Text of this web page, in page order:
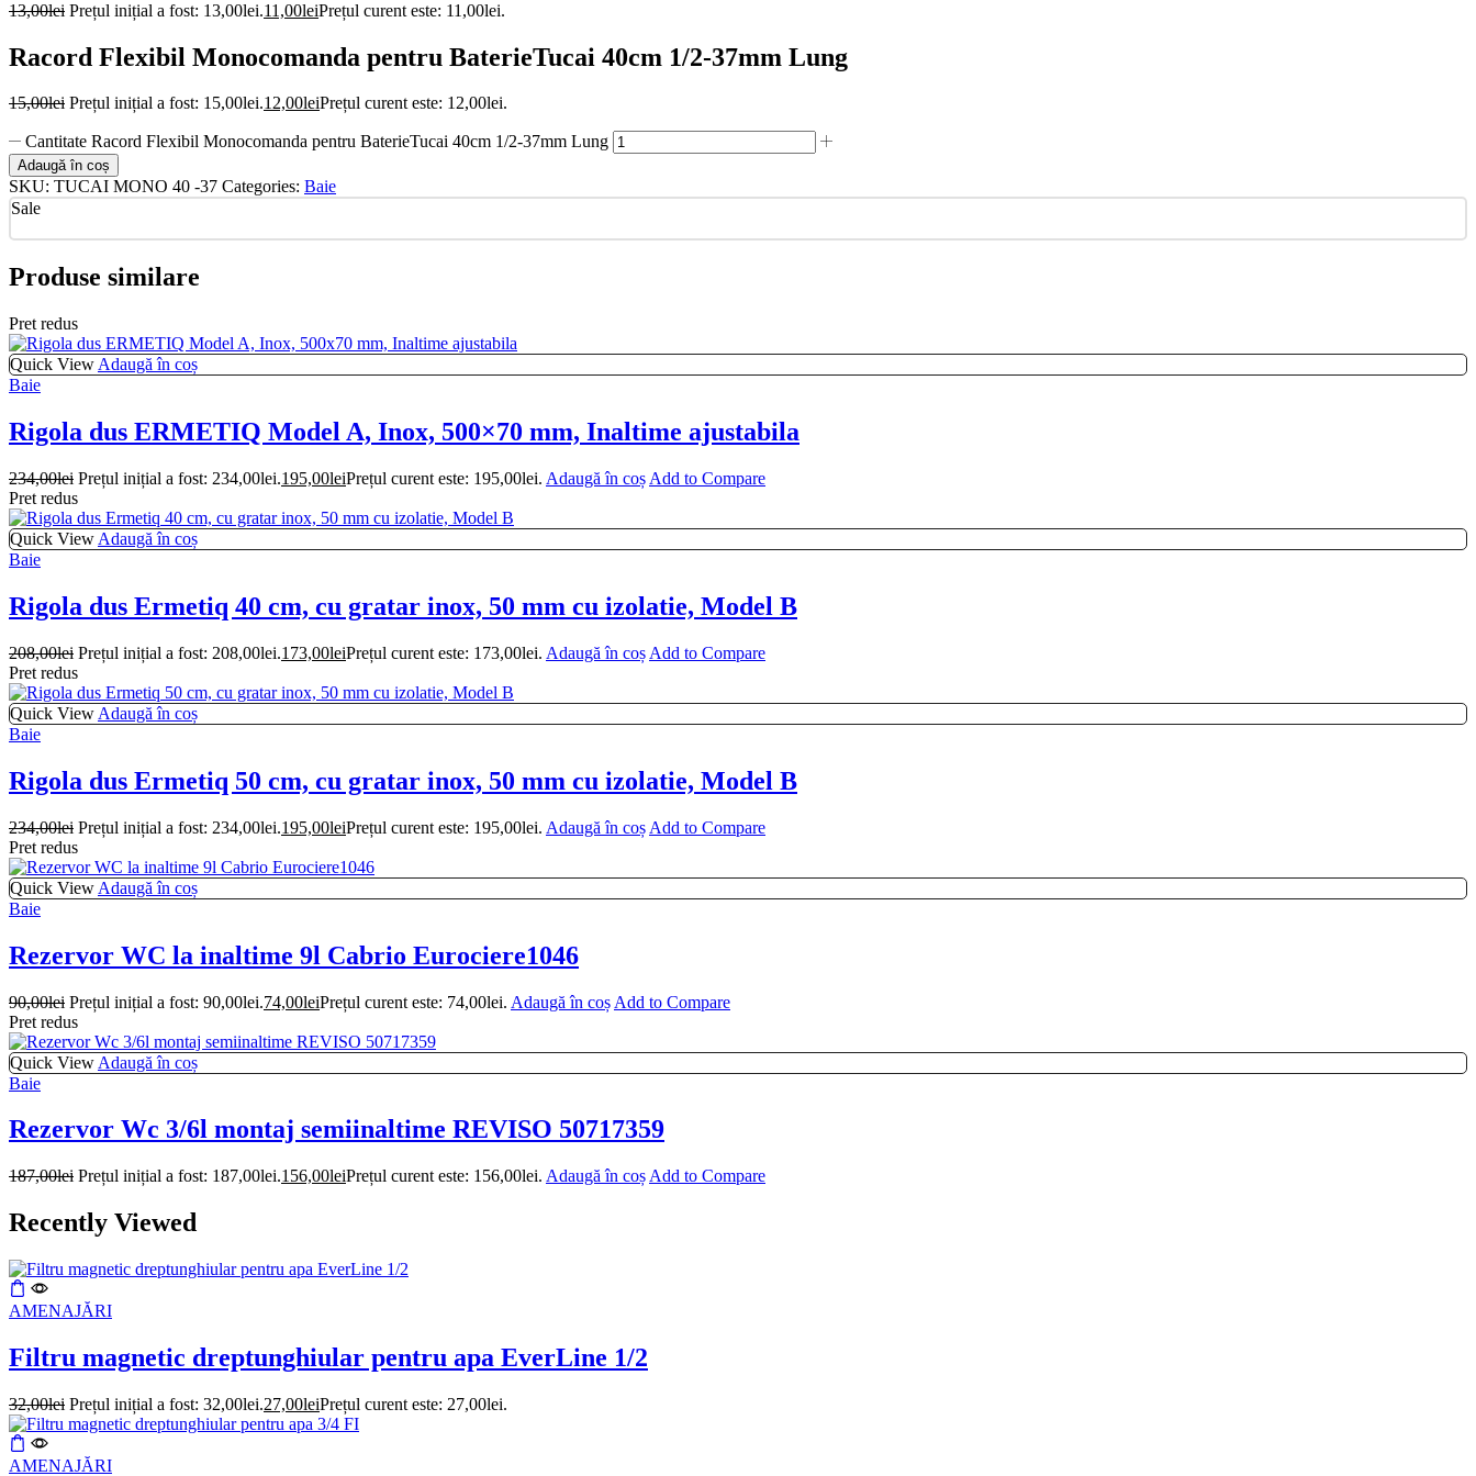
13,00lei Prețul inițial a fost: 13,00lei.11,00leiPrețul curent este: 11,00lei.
Racord Flexibil Monocomanda pentru BaterieTucai 40cm 1/2-37mm Lung
15,00lei Prețul inițial a fost: 15,00lei.12,00leiPrețul curent este: 12,00lei.
Cantitate Racord Flexibil Monocomanda pentru BaterieTucai 40cm 1/2-37mm Lung
Adaugă în coș
SKU: TUCAI MONO 40 -37 Categories: Baie
Sale
Produse similare
Pret redus
Quick View Adaugă în coș
Baie
Rigola dus ERMETIQ Model A, Inox, 500×70 mm, Inaltime ajustabila
234,00lei Prețul inițial a fost: 234,00lei.195,00leiPrețul curent este: 195,00lei. Adaugă în coș Add to Compare
Pret redus
Quick View Adaugă în coș
Baie
Rigola dus Ermetiq 40 cm, cu gratar inox, 50 mm cu izolatie, Model B
208,00lei Prețul inițial a fost: 208,00lei.173,00leiPrețul curent este: 173,00lei. Adaugă în coș Add to Compare
Pret redus
Quick View Adaugă în coș
Baie
Rigola dus Ermetiq 50 cm, cu gratar inox, 50 mm cu izolatie, Model B
234,00lei Prețul inițial a fost: 234,00lei.195,00leiPrețul curent este: 195,00lei. Adaugă în coș Add to Compare
Pret redus
Quick View Adaugă în coș
Baie
Rezervor WC la inaltime 9l Cabrio Eurociere1046
90,00lei Prețul inițial a fost: 90,00lei.74,00leiPrețul curent este: 74,00lei. Adaugă în coș Add to Compare
Pret redus
Quick View Adaugă în coș
Baie
Rezervor Wc 3/6l montaj semiinaltime REVISO 50717359
187,00lei Prețul inițial a fost: 187,00lei.156,00leiPrețul curent este: 156,00lei. Adaugă în coș Add to Compare
Recently Viewed
AMENAJĂRI
Filtru magnetic dreptunghiular pentru apa EverLine 1/2
32,00lei Prețul inițial a fost: 32,00lei.27,00leiPrețul curent este: 27,00lei.
AMENAJĂRI